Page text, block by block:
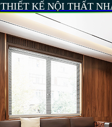
THIẾT KẾ NỘI THẤT